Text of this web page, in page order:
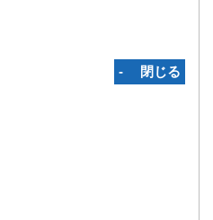
‐ 閉じる